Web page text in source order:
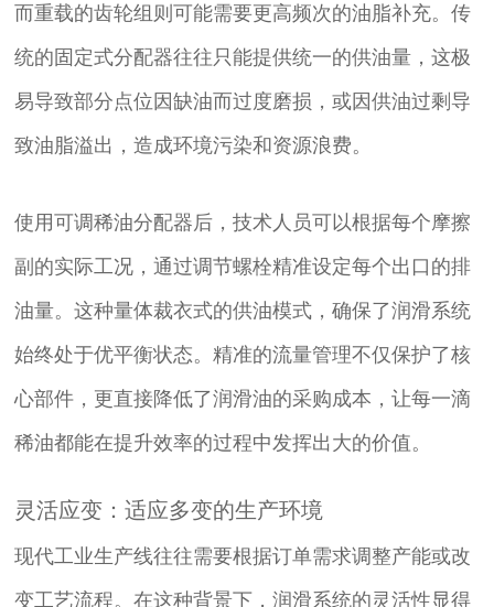
而重载的齿轮组则可能需要更高频次的油脂补充。传
统的固定式分配器往往只能提供统一的供油量，这极
易导致部分点位因缺油而过度磨损，或因供油过剩导
致油脂溢出，造成环境污染和资源浪费。
使用可调稀油分配器后，技术人员可以根据每个摩擦
副的实际工况，通过调节螺栓精准设定每个出口的排
油量。这种量体裁衣式的供油模式，确保了润滑系统
始终处于优平衡状态。精准的流量管理不仅保护了核
心部件，更直接降低了润滑油的采购成本，让每一滴
稀油都能在提升效率的过程中发挥出大的价值。
灵活应变：适应多变的生产环境
现代工业生产线往往需要根据订单需求调整产能或改
变工艺流程。在这种背景下，润滑系统的灵活性显得